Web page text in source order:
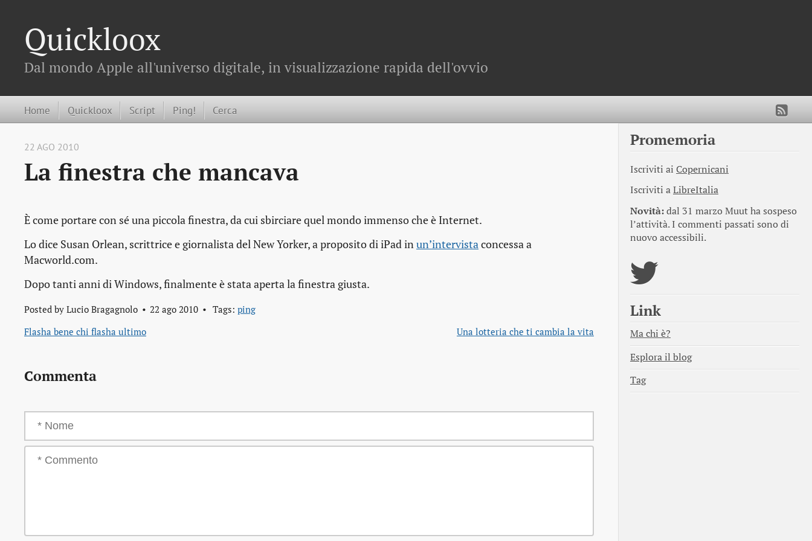
Quickloox
Dal mondo Apple all'universo digitale, in visualizzazione rapida dell'ovvio
Home Quickloox Script Ping! Cerca
22 AGO 2010
La finestra che mancava
È come portare con sé una piccola finestra, da cui sbirciare quel mondo immenso che è Internet.
Lo dice Susan Orlean, scrittrice e giornalista del New Yorker, a proposito di iPad inun’intervistaconcessa a
Macworld.com.
Dopo tanti anni di Windows, finalmente è stata aperta la finestra giusta.
Posted by Lucio Bragagnolo 22 ago 2010 Tags: ping
Flasha bene chi flasha ultimo
Una lotteria che ti cambia la vita
Commenta
Promemoria
Iscriviti ai Copernicani
Iscriviti aLibreItalia
Novità:dal 31 marzo Muut ha sospeso
l’attività. I commenti passati sono di
nuovo accessibili.
Link
Ma chi è?
Esplora il blog
Tag